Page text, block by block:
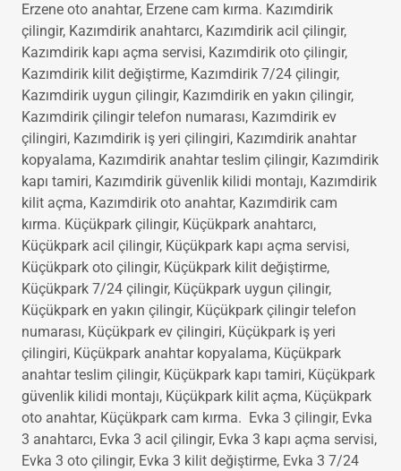
tamiri, Erzene güvenlik kilidi montajı, Erzene kilit açma,
Erzene oto anahtar, Erzene cam kırma. Kazımdirik
çilingir, Kazımdirik anahtarcı, Kazımdirik acil çilingir,
Kazımdirik kapı açma servisi, Kazımdirik oto çilingir,
Kazımdirik kilit değiştirme, Kazımdirik 7/24 çilingir,
Kazımdirik uygun çilingir, Kazımdirik en yakın çilingir,
Kazımdirik çilingir telefon numarası, Kazımdirik ev
çilingiri, Kazımdirik iş yeri çilingiri, Kazımdirik anahtar
kopyalama, Kazımdirik anahtar teslim çilingir, Kazımdirik
kapı tamiri, Kazımdirik güvenlik kilidi montajı, Kazımdirik
kilit açma, Kazımdirik oto anahtar, Kazımdirik cam
kırma. Küçükpark çilingir, Küçükpark anahtarcı,
Küçükpark acil çilingir, Küçükpark kapı açma servisi,
Küçükpark oto çilingir, Küçükpark kilit değiştirme,
Küçükpark 7/24 çilingir, Küçükpark uygun çilingir,
Küçükpark en yakın çilingir, Küçükpark çilingir telefon
numarası, Küçükpark ev çilingiri, Küçükpark iş yeri
çilingiri, Küçükpark anahtar kopyalama, Küçükpark
anahtar teslim çilingir, Küçükpark kapı tamiri, Küçükpark
güvenlik kilidi montajı, Küçükpark kilit açma, Küçükpark
oto anahtar, Küçükpark cam kırma. Evka 3 çilingir, Evka
3 anahtarcı, Evka 3 acil çilingir, Evka 3 kapı açma servisi,